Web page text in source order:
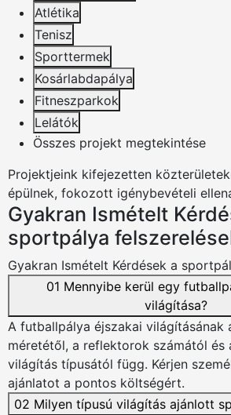
Atlétika
Tenisz
Sporttermek
Kosárlabdapálya
Fitneszparkok
Lelátók
Összes projekt megtekintése
Projektjeink kifejezetten
épülnek, fokozott igénybevételi
Gyakran Ismételt
sportpálya
Gyakran Ismételt Kérdések a
01 Mennyibe kerül egy
világítása?
A futballpálya éjszakai világításának
méretétől, a reflektorok számától és
világítás típusától függ. Kérjen
ajánlatot a pontos költségért.
02 Milyen típusú világítás ajánlott